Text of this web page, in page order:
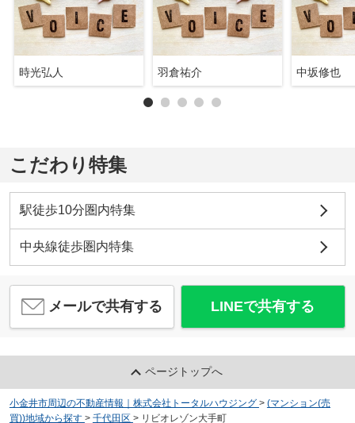
時光弘人 羽倉祐介 中坂修也
こだわり特集
駅徒歩10分圏内特集
中央線徒歩圏内特集
メールで共有する LINEで共有する
ページトップへ
小金井市周辺の不動産情報｜株式会社トータルハウジング > (マンション(売
買))地域から探す > 千代田区 > リビオレゾン大手町